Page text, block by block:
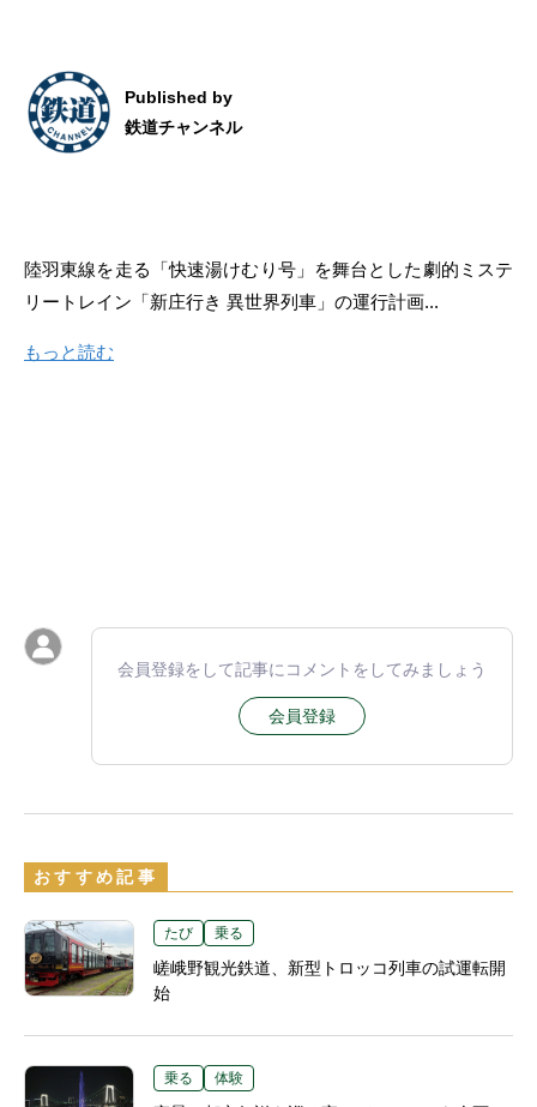
Published by
鉄道チャンネル
陸羽東線を走る「快速湯けむり号」を舞台とした劇的ミステ
リートレイン「新庄行き 異世界列車」の運行計画...
もっと読む
会員登録をして記事にコメントをしてみましょう
会員登録
おすすめ記事
たび 乗る
嵯峨野観光鉄道、新型トロッコ列車の試運転開
始
乗る 体験